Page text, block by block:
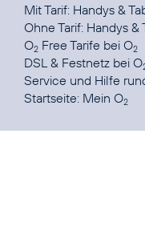
Mit Tarif: Handys &
Ohne Tarif: Handys &
O2 Free Tarife bei O2
DSL & Festnetz bei O
Service und Hilfe
Startseite: Mein O2